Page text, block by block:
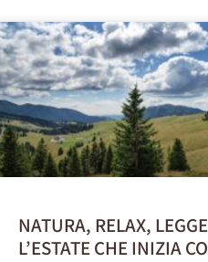
NATURA, RELAX,
L’ESTATE CHE INIZIA